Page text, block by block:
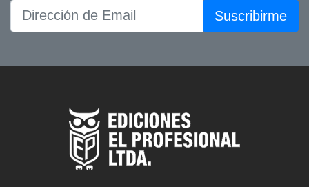
Suscribirme